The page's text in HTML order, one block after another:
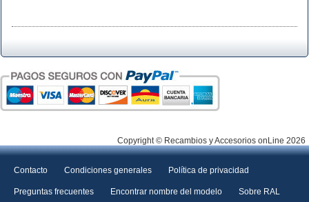
Copyright © Recambios y Accesorios onLine 2026
Contacto Condiciones generales Política de privacidad
Preguntas frecuentes Encontrar nombre del modelo Sobre RAL